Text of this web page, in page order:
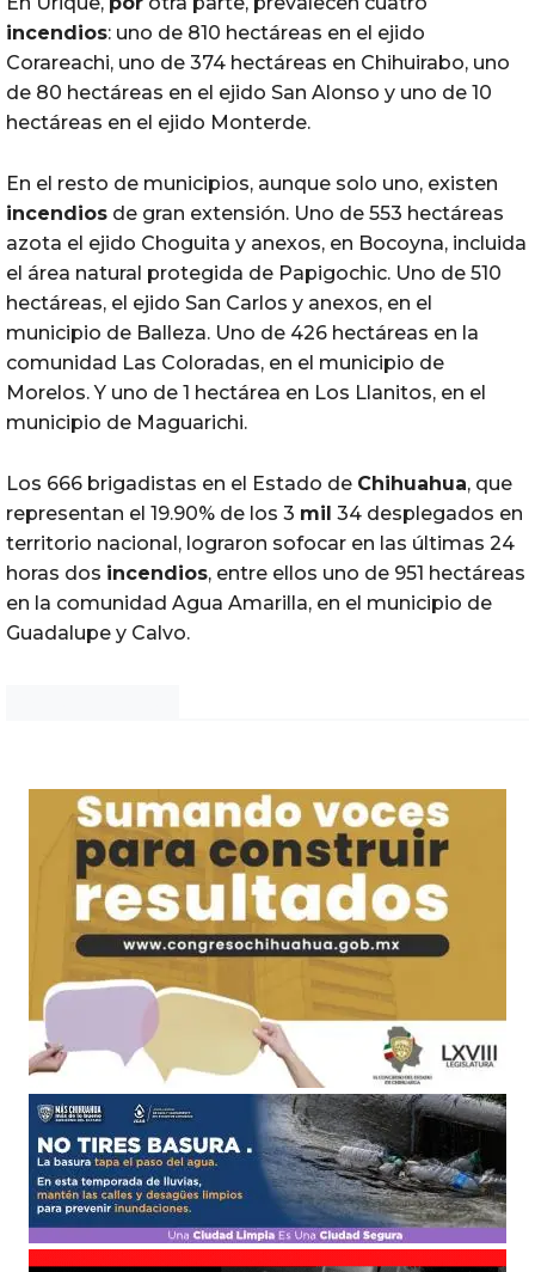
incendios: uno de 810 hectáreas en el ejido
Corareachi, uno de 374 hectáreas en Chihuirabo, uno
de 80 hectáreas en el ejido San Alonso y uno de 10
hectáreas en el ejido Monterde.
En el resto de municipios, aunque solo uno, existen
incendios de gran extensión. Uno de 553 hectáreas
azota el ejido Choguita y anexos, en Bocoyna, incluida
el área natural protegida de Papigochic. Uno de 510
hectáreas, el ejido San Carlos y anexos, en el
municipio de Balleza. Uno de 426 hectáreas en la
comunidad Las Coloradas, en el municipio de
Morelos. Y uno de 1 hectárea en Los Llanitos, en el
municipio de Maguarichi.
Los 666 brigadistas en el Estado de Chihuahua, que
representan el 19.90% de los 3 mil 34 desplegados en
territorio nacional, lograron sofocar en las últimas 24
horas dos incendios, entre ellos uno de 951 hectáreas
en la comunidad Agua Amarilla, en el municipio de
Guadalupe y Calvo.